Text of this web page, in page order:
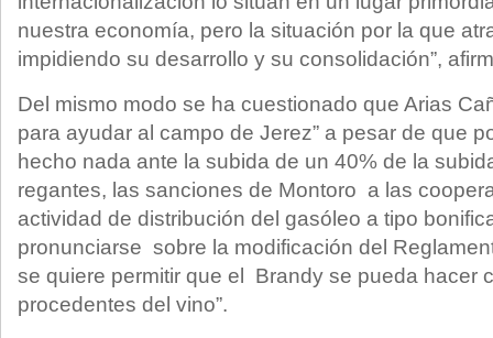
nuestra economía, pero la situación por la que
impidiendo su desarrollo y su consolidación”,
Del mismo modo se ha cuestionado que Arias
para ayudar al campo de Jerez” a pesar de que
hecho nada ante la subida de un 40% de la
regantes, las sanciones de Montoro a las
actividad de distribución del gasóleo a tipo
pronunciarse sobre la modificación del
se quiere permitir que el Brandy se pueda hacer
procedentes del vino”.